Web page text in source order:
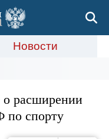
Новости
о расширении
по спорту